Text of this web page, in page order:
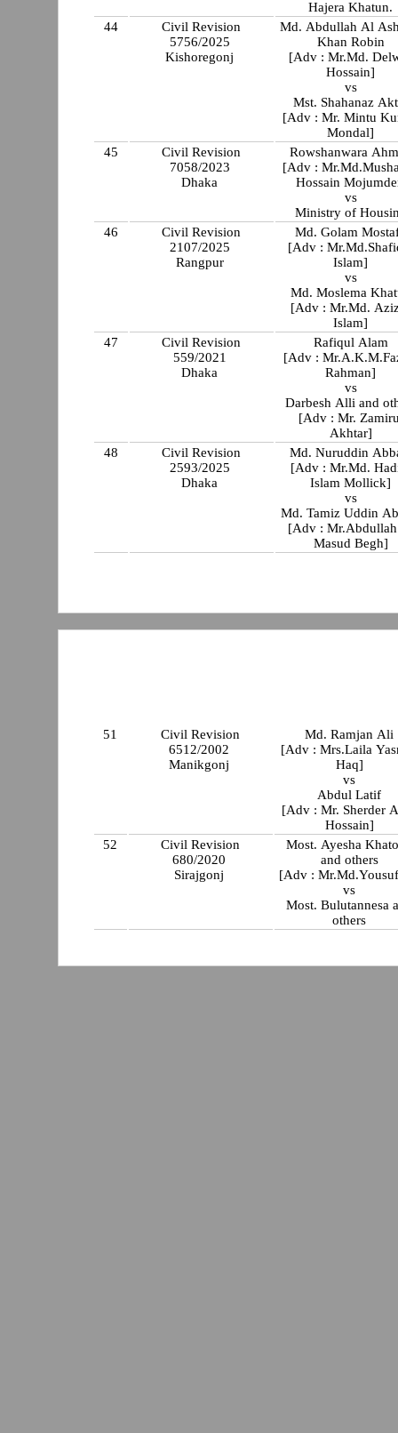
Hajera Khatun.
44
Civil Revision
5756/2025
Kishoregonj
Md. Abdullah Al
Khan Robin
[Adv : Mr.Md.
Hossain]
vs
Mst. Shahanaz
[Adv : Mr. Mintu
Mondal]
45
Civil Revision
7058/2023
Dhaka
Rowshanwara
[Adv :
Hossain
vs
Ministry of
46
Civil Revision
2107/2025
Rangpur
Md. Golam
[Adv :
Islam]
vs
Md. Moslema
[Adv : Mr.Md.
Islam]
47
Civil Revision
559/2021
Dhaka
Rafiqul Alam
[Adv :
Rahman]
vs
Darbesh Alli and
[Adv : Mr.
Akhtar]
48
Civil Revision
2593/2025
Dhaka
Md. Nuruddin
[Adv : Mr.Md.
Islam Mollick]
vs
Md. Tamiz Uddin
[Adv :
Masud Begh]
51
Civil Revision
6512/2002
Manikgonj
Md. Ramjan Ali
[Adv : Mrs.Laila
Haq]
vs
Abdul Latif
[Adv : Mr. Sherder
Hossain]
52
Civil Revision
680/2020
Sirajgonj
Most. Ayesha
and others
[Adv :
vs
Most. Bulutannesa
others